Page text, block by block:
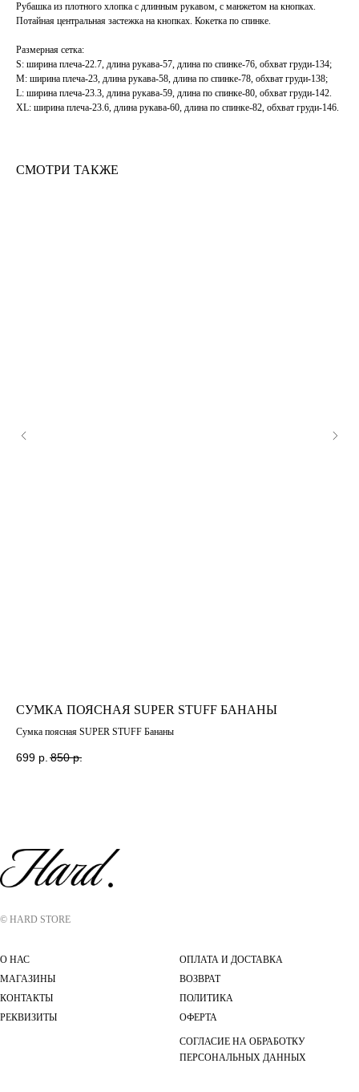
Рубашка из плотного хлопка с длинным рукавом, с манжетом на кнопках.
Потайная центральная застежка на кнопках. Кокетка по спинке.
Размерная сетка:
S: ширина плеча-22.7, длина рукава-57, длина по спинке-76, обхват груди-134;
M: ширина плеча-23, длина рукава-58, длина по спинке-78, обхват груди-138;
L: ширина плеча-23.3, длина рукава-59, длина по спинке-80, обхват груди-142.
ХL: ширина плеча-23.6, длина рукава-60, длина по спинке-82, обхват груди-146.
СМОТРИ ТАКЖЕ
СУМКА ПОЯСНАЯ SUPER STUFF БАНАНЫ
Сумка поясная SUPER STUFF Бананы
699 р. 850 р.
© HARD STORE
О НАС
МАГАЗИНЫ
КОНТАКТЫ
РЕКВИЗИТЫ
ОПЛАТА И ДОСТАВКА
ВОЗВРАТ
ПОЛИТИКА
ОФЕРТА
СОГЛАСИЕ НА ОБРАБОТКУ
ПЕРСОНАЛЬНЫХ ДАННЫХ